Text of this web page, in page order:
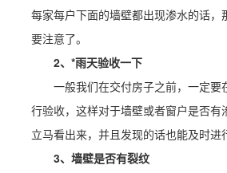
每家每户下面的墙壁都出现渗水的话，
要注意了。
2、*雨天验收一下
一般我们在交付房子之前，一定要
行验收，这样对于墙壁或者窗户是否有
立马看出来，并且发现的话也能及时进
3、墙壁是否有裂纹